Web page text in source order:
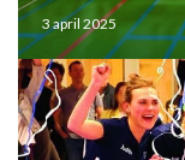
3 april 2025